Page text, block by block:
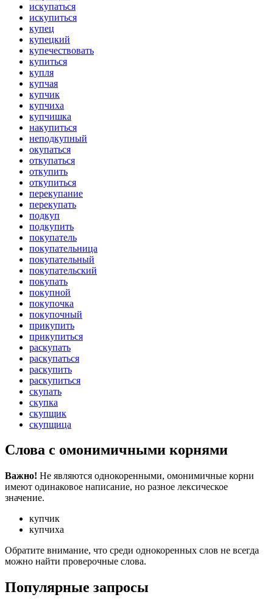
искупаться
искупиться
купец
купецкий
купечествовать
купиться
купля
купчая
купчик
купчиха
купчишка
накупиться
неподкупный
окупаться
откупаться
откупить
откупиться
перекупание
перекупать
подкуп
подкупить
покупатель
покупательница
покупательный
покупательский
покупать
покупной
покупочка
покупочный
прикупить
прикупиться
раскупать
раскупаться
раскупить
раскупиться
скупать
скупка
скупщик
скупщица
Слова с омонимичными корнями
Важно! Не являются однокоренными, омонимичные корни
имеют одинаковое написание, но разное лексическое
значение.
купчик
купчиха
Обратите внимание, что среди однокоренных слов не всегда
можно найти проверочные слова.
Популярные запросы